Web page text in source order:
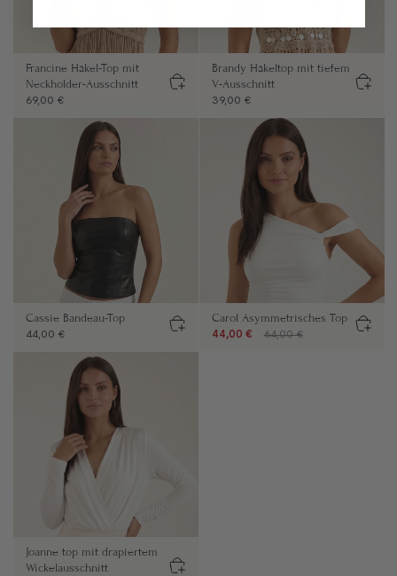
Francine Häkel-Top mit
Neckholder-Ausschnitt
69,00 €
Brandy Häkeltop mit tiefem
V-Ausschnitt
39,00 €
Cassie Bandeau-Top
44,00 €
Carol Asymmetrisches Top
44,00 € 64,00 €
Joanne top mit drapiertem
Wickelausschnitt